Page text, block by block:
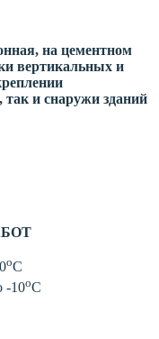
на цементном
вертикальных и
и снаружи зданий
оС
-10оС